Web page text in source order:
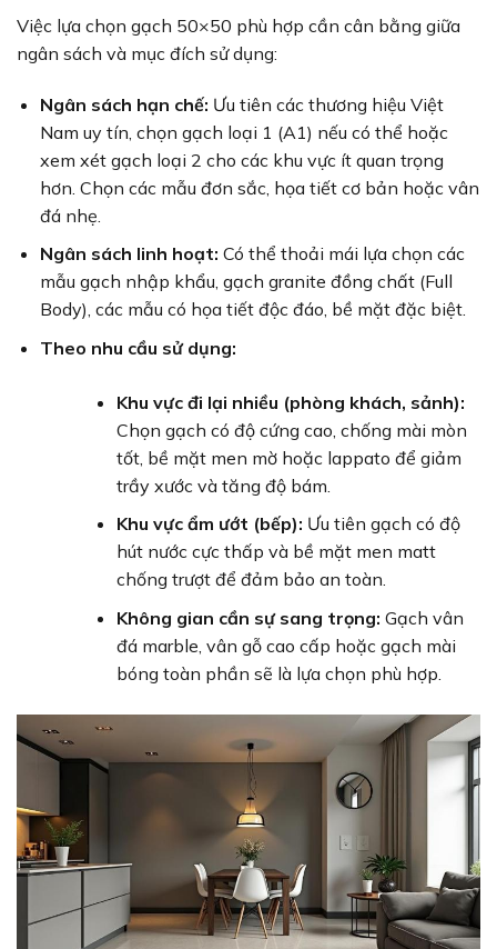
Việc lựa chọn gạch 50×50 phù hợp cần cân bằng giữa
ngân sách và mục đích sử dụng:
Ngân sách hạn chế: Ưu tiên các thương hiệu Việt
Nam uy tín, chọn gạch loại 1 (A1) nếu có thể hoặc
xem xét gạch loại 2 cho các khu vực ít quan trọng
hơn. Chọn các mẫu đơn sắc, họa tiết cơ bản hoặc vân
đá nhẹ.
Ngân sách linh hoạt: Có thể thoải mái lựa chọn các
mẫu gạch nhập khẩu, gạch granite đồng chất (Full
Body), các mẫu có họa tiết độc đáo, bề mặt đặc biệt.
Theo nhu cầu sử dụng:
Khu vực đi lại nhiều (phòng khách, sảnh):
Chọn gạch có độ cứng cao, chống mài mòn
tốt, bề mặt men mờ hoặc lappato để giảm
trầy xước và tăng độ bám.
Khu vực ẩm ướt (bếp): Ưu tiên gạch có độ
hút nước cực thấp và bề mặt men matt
chống trượt để đảm bảo an toàn.
Không gian cần sự sang trọng: Gạch vân
đá marble, vân gỗ cao cấp hoặc gạch mài
bóng toàn phần sẽ là lựa chọn phù hợp.